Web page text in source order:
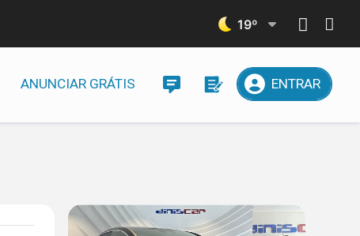
19º
ANUNCIAR GRÁTIS ENTRAR